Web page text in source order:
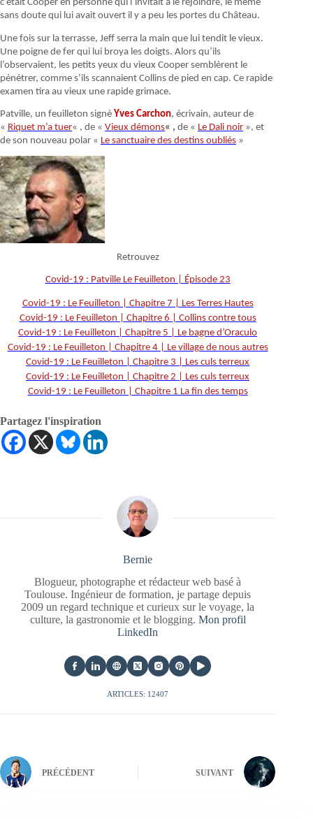
c’était Cooper en personne qui l’invitait à le rejoindre, le même
sans doute qui lui avait ouvert il y a peu les portes du Château.
Une fois sur la terrasse, Jeff serra la main que lui tendit le vieux.
Une poigne de fer qui lui broya les doigts. Alors qu’ils
l’observaient, les petits yeux du vieux Cooper semblèrent le
pénétrer, comme s’ils scannaient Collins de pied en cap. Ce rapide
examen tira au vieux une rapide grimace.
Patville, un feuilleton signé Yves Carchon, écrivain, auteur de
« Riquet m’a tuer« , de « Vieux démons« , de « Le Dali noir », et
de son nouveau polar « Le sanctuaire des destins oubliés »
Retrouvez
Covid-19 : Patville Le Feuilleton | Épisode 23
Covid-19 : Le Feuilleton | Chapitre 7 | Les Terres Hautes
Covid-19 : Le Feuilleton | Chapitre 6 | Collins contre tous
Covid-19 : Le Feuilleton | Chapitre 5 | Le bagne d’Oraculo
Covid-19 : Le Feuilleton | Chapitre 4 | Le village de nous autres
Covid-19 : Le Feuilleton | Chapitre 3 | Les culs terreux
Covid-19 : Le Feuilleton | Chapitre 2 | Les culs terreux
Covid-19 : Le Feuilleton | Chapitre 1 La fin des temps
Partagez l'inspiration
Bernie
Blogueur, photographe et rédacteur web basé à
Toulouse. Ingénieur de formation, je partage depuis
2009 un regard technique et curieux sur le voyage, la
culture, la gastronomie et le blogging. Mon profil
LinkedIn
ARTICLES: 12407
PRÉCÉDENT SUIVANT